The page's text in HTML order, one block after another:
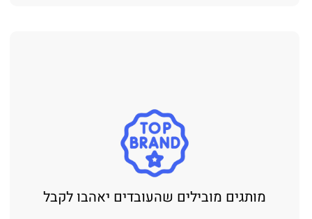
מותגים מובילים שהעובדים יאהבו לקבל